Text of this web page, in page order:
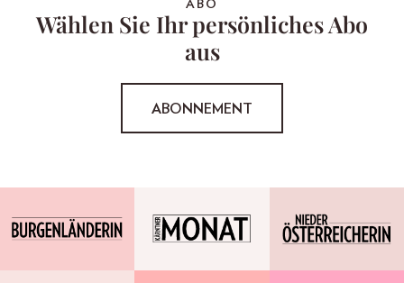
ABO
Wählen Sie Ihr persönliches Abo
aus
ABONNEMENT